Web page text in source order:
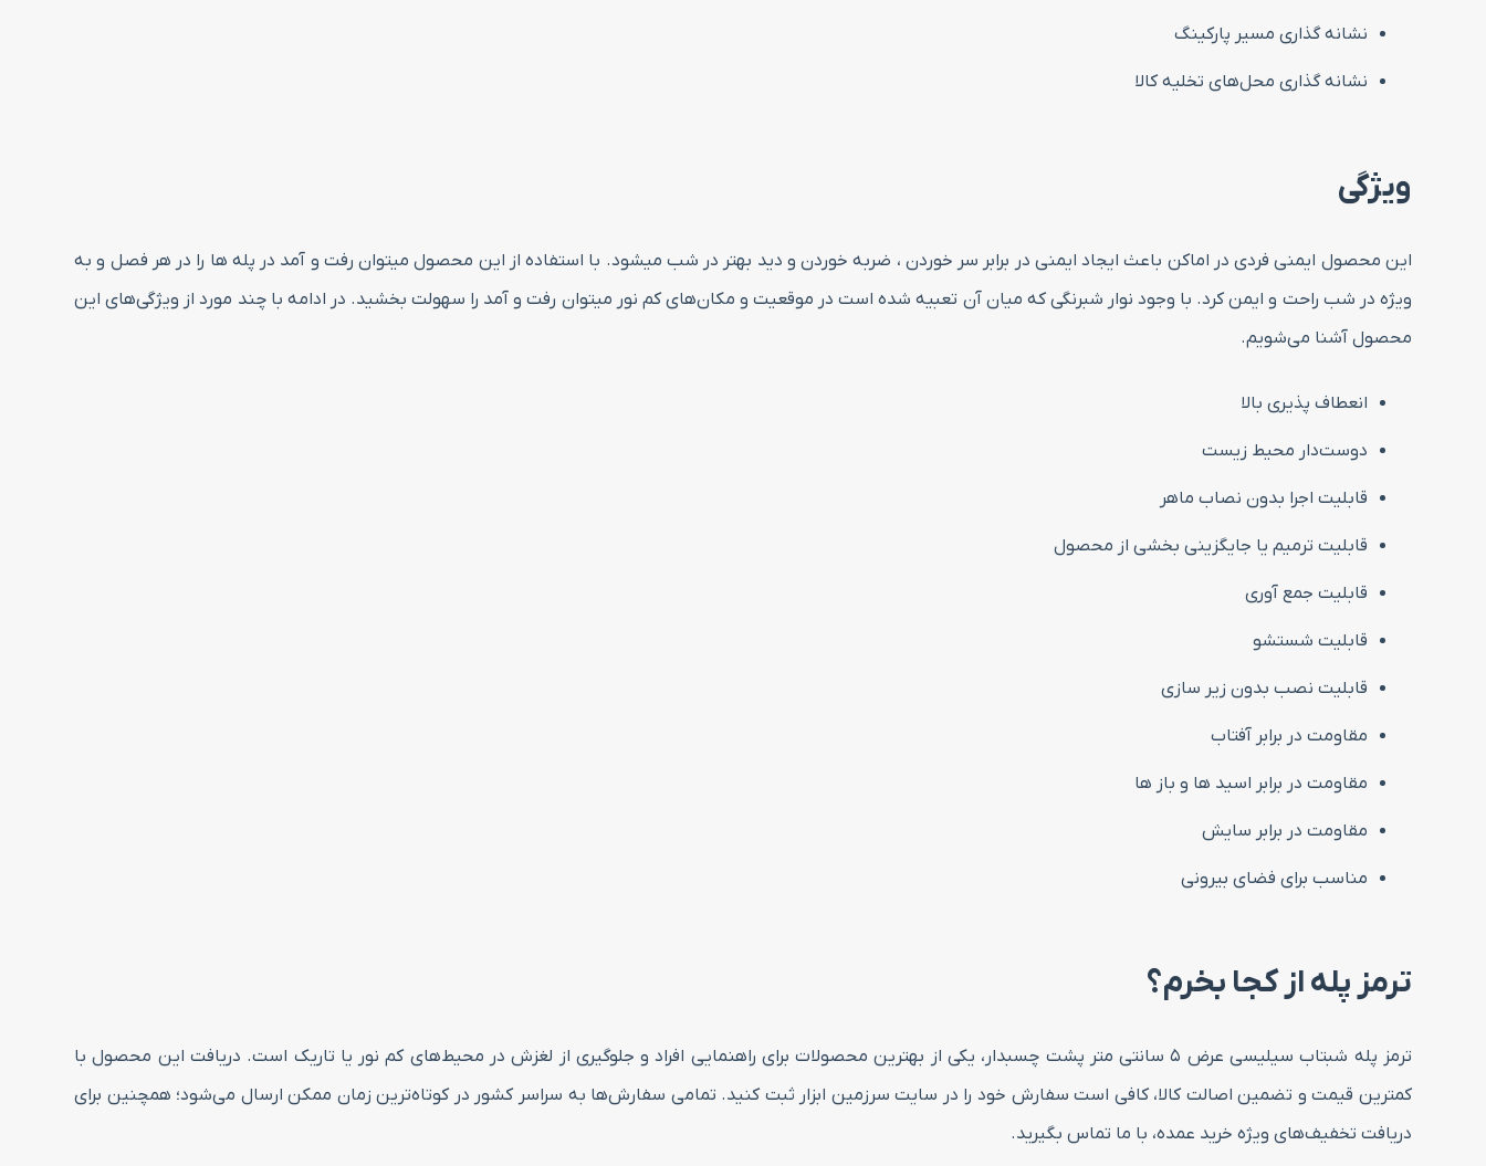
نشانه گذاری مسیر پارکینگ
نشانه گذاری محل‌های تخلیه کالا
ویژگی
این محصول ایمنی فردی در اماکن باعث ایجاد ایمنی در برابر سر خوردن ، ضربه خوردن و دید بهتر در شب میشود. با استفاده از این محصول میتوان رفت و آمد در پله ها را در هر فصل و به
ویژه در شب راحت و ایمن کرد. با وجود نوار شبرنگی که میان آن تعبیه شده است در موقعیت و مکان‌های کم نور میتوان رفت و آمد را سهولت بخشید. در ادامه با چند مورد از ویژگی‌های این
محصول آشنا می‌شویم.
انعطاف پذیری بالا
دوست‌دار محیط زیست
قابلیت اجرا بدون نصاب ماهر
قابلیت ترمیم یا جایگزینی بخشی از محصول
قابلیت جمع آوری
قابلیت شستشو
قابلیت نصب بدون زیر سازی
مقاومت در برابر آفتاب
مقاومت در برابر اسید ها و باز ها
مقاومت در برابر سایش
مناسب برای فضای بیرونی
ترمز پله از کجا بخرم؟
ترمز پله شبتاب سیلیسی عرض ۵ سانتی متر پشت چسبدار، یکی از بهترین محصولات برای راهنمایی افراد و جلوگیری از لغزش در محیط‌های کم نور یا تاریک است. دریافت این محصول با
کمترین قیمت و تضمین اصالت کالا، کافی است سفارش خود را در سایت سرزمین ابزار ثبت کنید. تمامی سفارش‌ها به سراسر کشور در کوتاه‌ترین زمان ممکن ارسال می‌شود؛ همچنین برای
دریافت تخفیف‌های ویژه خرید عمده، با ما تماس بگیرید.